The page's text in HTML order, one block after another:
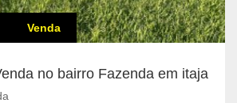
Venda
no bairro Fazenda em itaja